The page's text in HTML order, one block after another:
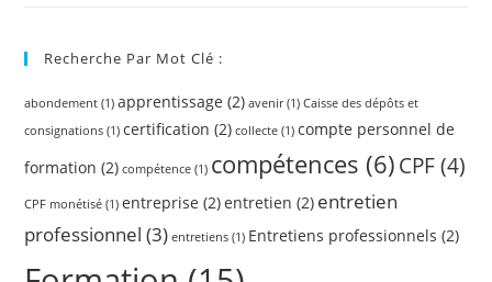
Recherche Par Mot Clé :
abondement (1) apprentissage (2) avenir(1) Caisse des dépôts et
consignations (1) certification (2) collecte (1) compte personnel de
formation (2) compétence (1) compétences (6)CPF(4)
CPF monétisé (1) entreprise (2)entretien (2) entretien
professionnel (3) entretiens (1) Entretiens professionnels (2)